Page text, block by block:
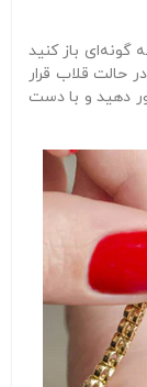
گونه‌ای باز کنید
حالت قلاب قرار
دهید و با دست